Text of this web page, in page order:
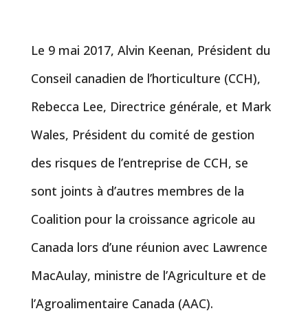
Le 9 mai 2017, Alvin Keenan, Président du
Conseil canadien de l’horticulture (CCH),
Rebecca Lee, Directrice générale, et Mark
Wales, Président du comité de gestion
des risques de l’entreprise de CCH, se
sont joints à d’autres membres de la
Coalition pour la croissance agricole au
Canada lors d’une réunion avec Lawrence
MacAulay, ministre de l’Agriculture et de
l’Agroalimentaire Canada (AAC).